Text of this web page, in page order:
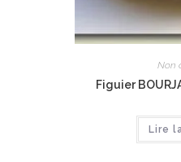
Non
Figuier
Lire